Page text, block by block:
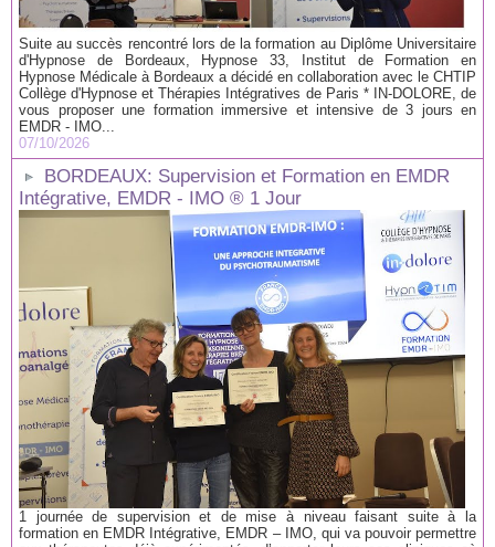
Suite au succès rencontré lors de la formation au Diplôme Universitaire
d'Hypnose de Bordeaux, Hypnose 33, Institut de Formation en
Hypnose Médicale à Bordeaux a décidé en collaboration avec le CHTIP
Collège d'Hypnose et Thérapies Intégratives de Paris * IN-DOLORE, de
vous proposer une formation immersive et intensive de 3 jours en
EMDR - IMO...
07/10/2026
BORDEAUX: Supervision et Formation en EMDR
Intégrative, EMDR - IMO ® 1 Jour
1 journée de supervision et de mise à niveau faisant suite à la
formation en EMDR Intégrative, EMDR – IMO, qui va pouvoir permettre